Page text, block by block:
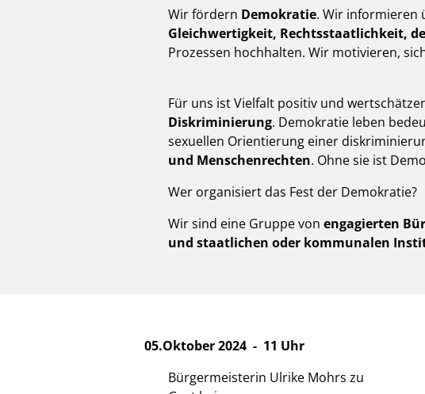
Wir fördern Demokratie. Wir informieren
Gleichwertigkeit, Rechtsstaatlichkeit,
Prozessen hochhalten. Wir motivieren,
Für uns ist Vielfalt positiv und
Diskriminierung. Demokratie leben
sexuellen Orientierung einer
und Menschenrechten. Ohne sie ist
Wer organisiert das Fest der Demokratie?
Wir sind eine Gruppe von engagierten
und staatlichen oder kommunalen
05.Oktober 2024 - 11 Uhr
Bürgermeisterin Ulrike Mohrs zu